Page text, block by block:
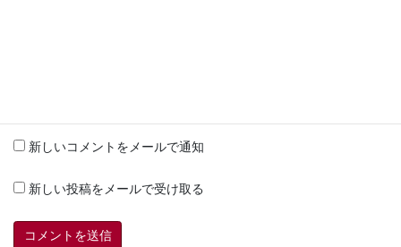
新しいコメントをメールで通知
新しい投稿をメールで受け取る